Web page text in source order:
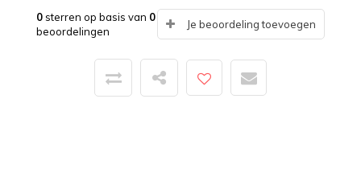
0sterren op basis van 0
beoordelingen
Je beoordeling toevoegen